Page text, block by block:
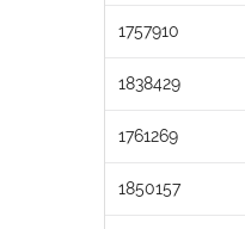
1757910
1838429
1761269
1850157